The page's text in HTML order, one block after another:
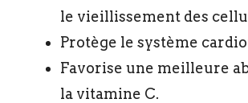
le vieillissement des
Protège le système
Favorise une meilleure
la vitamine C.